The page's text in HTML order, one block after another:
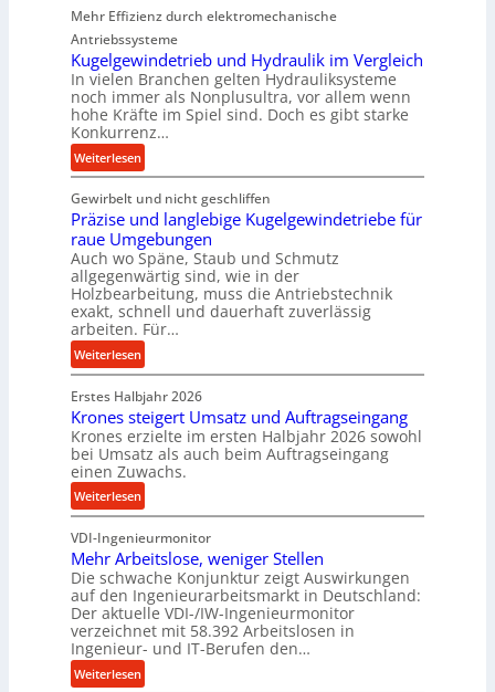
r
f
o
r
m
a
n
c
b
e
i
m
D
r
ü
c
k
p
r
o
z
e
s
Mehr Effizienz durch elektromechanische
Antriebssysteme
Kugelgewindetrieb und Hydraulik im Vergleich
In vielen Branchen gelten Hydrauliksysteme
noch immer als Nonplusultra, vor allem wenn
hohe Kräfte im Spiel sind. Doch es gibt starke
Konkurrenz…
Weiterlesen:
K
u
g
e
l
g
e
w
i
n
e
t
r
i
b
u
n
d
H
y
d
r
a
Gewirbelt und nicht geschliffen
Präzise und langlebige Kugelgewindetriebe für
raue Umgebungen
Auch wo Späne, Staub und Schmutz
allgegenwärtig sind, wie in der
Holzbearbeitung, muss die Antriebstechnik
exakt, schnell und dauerhaft zuverlässig
arbeiten. Für…
Weiterlesen:
P
r
ä
z
i
s
e
u
n
d
l
a
n
g
Erstes Halbjahr 2026
Krones steigert Umsatz und Auftragseingang
Krones erzielte im ersten Halbjahr 2026 sowohl
bei Umsatz als auch beim Auftragseingang
einen Zuwachs.
Weiterlesen:
K
r
o
n
e
s
s
t
e
VDI-Ingenieurmonitor
Mehr Arbeitslose, weniger Stellen
Die schwache Konjunktur zeigt Auswirkungen
auf den Ingenieurarbeitsmarkt in Deutschland:
Der aktuelle VDI-/IW-Ingenieurmonitor
verzeichnet mit 58.392 Arbeitslosen in
Ingenieur- und IT-Berufen den…
Weiterlesen: